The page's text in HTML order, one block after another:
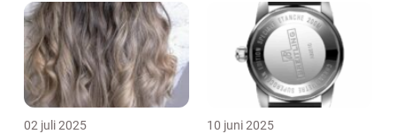
02 juli 2025 10 juni 2025